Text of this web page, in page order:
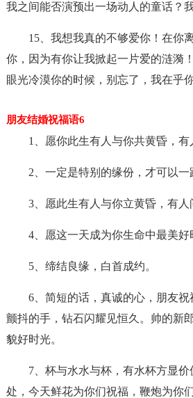
我之间能否演预出一场动人的童话？
15、我想我真的不够爱你！在你
你，因为有你让我掀起一片爱的涟漪
眼光冷漠你的时候，别忘了，我在乎你
朋友结婚祝福语6
1、愿你此生有人与你共黄昏，有
2、一定是特别的缘份，才可以一
3、愿此生有人与你立黄昏，有人
4、愿这一天成为你生命中最美好
5、缔结良缘，白首成约。
6、简短的话，真诚的心，朋友祝
颤抖的手，钻石闪耀见恒久。帅的新
貌好时光。
7、杯与水水与杯，有水杯方显
处，今天鲜花为你们祝福，鞭炮为你